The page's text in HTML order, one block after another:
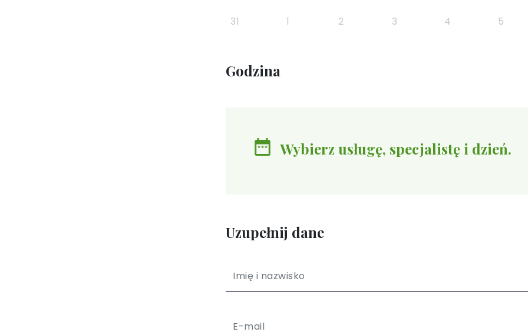
31 1 2 3 4 5
Godzina
Wybierz usługę, specjalistę i dzień.
Uzupełnij dane